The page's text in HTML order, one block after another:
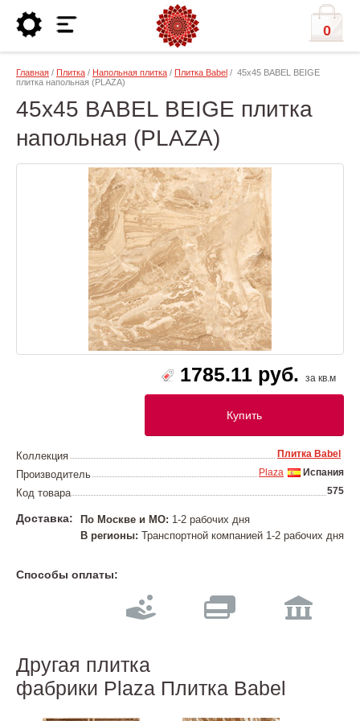
0
Главная / Плитка / Напольная плитка / Плитка Babel / 45x45 BABEL BEIGE
плитка напольная (PLAZA)
45x45 BABEL BEIGE плитка
напольная (PLAZA)
1785.11 руб. за кв.м
Купить
Коллекция Плитка Babel
Производитель Испания
Plaza
Код товара 575
Доставка: По Москве и МО: 1-2 рабочих дня
В регионы: Транспортной компанией 1-2 рабочих дня
Способы оплаты:
Другая плитка
фабрики Plaza Плитка Babel